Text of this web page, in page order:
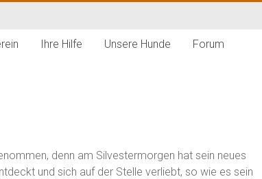
Ihre Hilfe Unsere Hunde Forum
denn am Silvestermorgen hat sein neues
und sich auf der Stelle verliebt, so wie es sein